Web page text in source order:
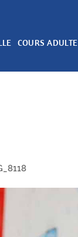
COURS ADULTE